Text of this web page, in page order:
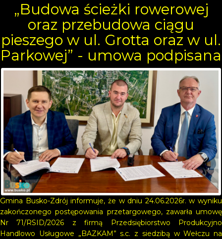
„Budowa ścieżki rowerowej
oraz przebudowa ciągu
pieszego w ul. Grotta oraz w ul.
Parkowej” - umowa podpisana
Gmina Busko-Zdrój informuje, że w dniu 24.06.2026r. w wyniku
zakończonego postępowania przetargowego, zawarła umowę
Nr 71/RSID/2026 z firmą Przedsiębiorstwo Produkcyjno
Handlowo Usługowe „BAZKAM” s.c. z siedzibą w Wełczu na